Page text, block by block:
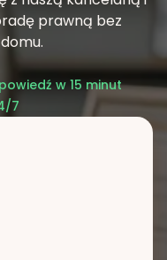
prawną bez
w 15 minut
7